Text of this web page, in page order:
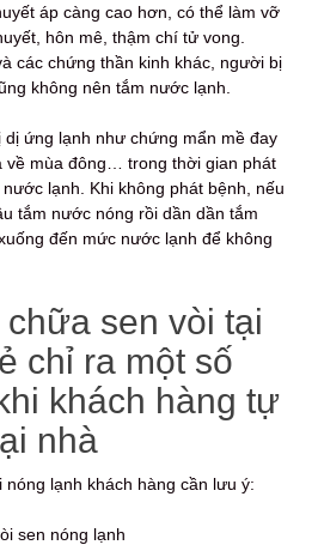
áp càng cao hơn, có thể làm vỡ
hôn mê, thậm chí tử vong.
các chứng thần kinh khác, người bị
không nên tắm nước lạnh.
ứng lạnh như chứng mẩn mề đay
về mùa đông… trong thời gian phát
lạnh. Khi không phát bệnh, nếu
tắm nước nóng rồi dần dần tắm
đến mức nước lạnh để không
sen vòi tại
chỉ ra một số
khách hàng tự
nhà
lạnh khách hàng cần lưu ý:
sen nóng lạnh